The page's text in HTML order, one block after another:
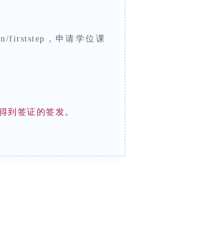
firststep，申请学位课
到签证的签发。